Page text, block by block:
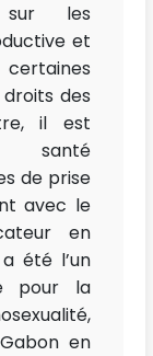
sur les
et
des
il est
santé
de prise
avec le
en
été l’un
pour la
en